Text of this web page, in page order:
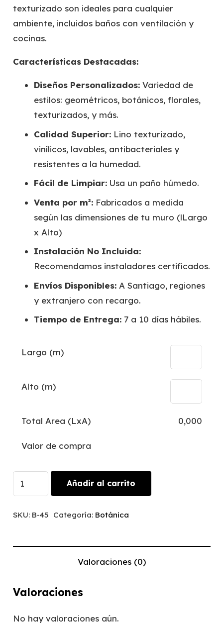
texturizado son ideales para cualquier
ambiente, incluidos baños con ventilación y
cocinas.
Características Destacadas:
Diseños Personalizados: Variedad de
estilos: geométricos, botánicos, florales,
texturizados, y más.
Calidad Superior: Lino texturizado,
vinílicos, lavables, antibacteriales y
resistentes a la humedad.
Fácil de Limpiar: Usa un paño húmedo.
Venta por m²: Fabricados a medida
según las dimensiones de tu muro (lLargo
x Alto)
Instalación No Incluida:
Recomendamos instaladores certificados.
Envíos Disponibles: A Santiago, regiones
y extranjero con recargo.
Tiempo de Entrega: 7 a 10 días hábiles.
Largo (m)
Alto (m)
Total Area (LxA) 0,000
Valor de compra
Sombras
Añadir al carrito
SKU: B-45 Categoría: Botánica
Valoraciones (0)
Valoraciones
No hay valoraciones aún.